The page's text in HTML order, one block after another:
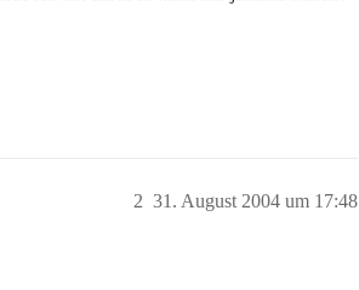
31. August 2004 um 17:48
2